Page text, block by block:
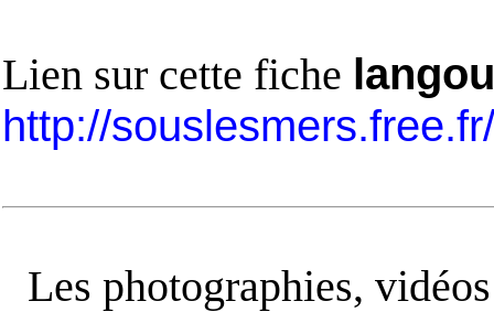
Lien sur cette fiche
http://
Les photographies,